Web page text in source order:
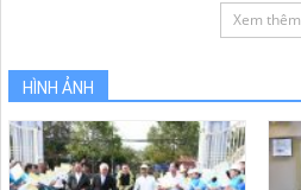
Xem thêm
HÌNH ẢNH